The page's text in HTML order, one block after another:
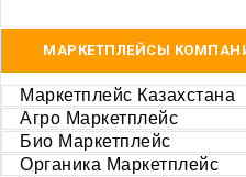
МАРКЕТПЛЕЙСЫ КОМПАНИИ
Маркетплейс Казахстана
Агро Маркетплейс
Био Маркетплейс
Органика Маркетплейс